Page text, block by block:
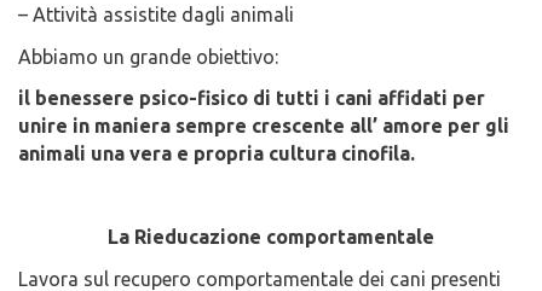
– Attività assistite dagli animali
Abbiamo un grande obiettivo:
il benessere psico-fisico di tutti i cani affidati per
unire in maniera sempre crescente all’ amore per gli
animali una vera e propria cultura cinofila.
La Rieducazione comportamentale
Lavora sul recupero comportamentale dei cani presenti